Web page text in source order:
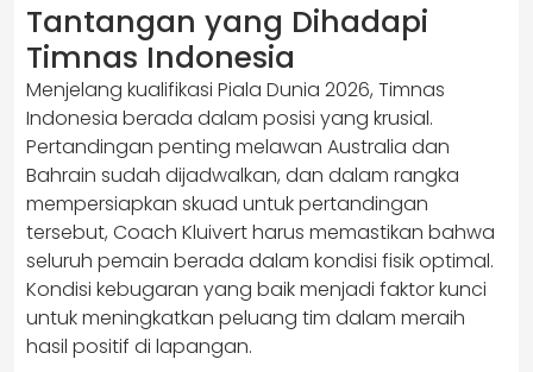
Tantangan yang Dihadapi
Timnas Indonesia
Menjelang kualifikasi Piala Dunia 2026, Timnas
Indonesia berada dalam posisi yang krusial.
Pertandingan penting melawan Australia dan
Bahrain sudah dijadwalkan, dan dalam rangka
mempersiapkan skuad untuk pertandingan
tersebut, Coach Kluivert harus memastikan bahwa
seluruh pemain berada dalam kondisi fisik optimal.
Kondisi kebugaran yang baik menjadi faktor kunci
untuk meningkatkan peluang tim dalam meraih
hasil positif di lapangan.